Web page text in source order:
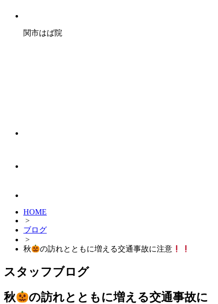
関市はば院
HOME
>
ブログ
>
秋
の訪れとともに増える交通事故に注意
スタッフブログ
秋
の訪れとともに増える交通事故に